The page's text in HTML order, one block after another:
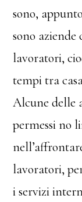
sono,
sono
lavoratori,
tempi tra
Alcune delle
permessi no
lavoratori,
i servizi